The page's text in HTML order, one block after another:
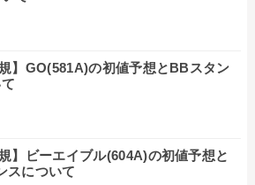
規】GO(581A)の初値予想とBBスタン
規】ビーエイブル(604A)の初値予想と
スについて